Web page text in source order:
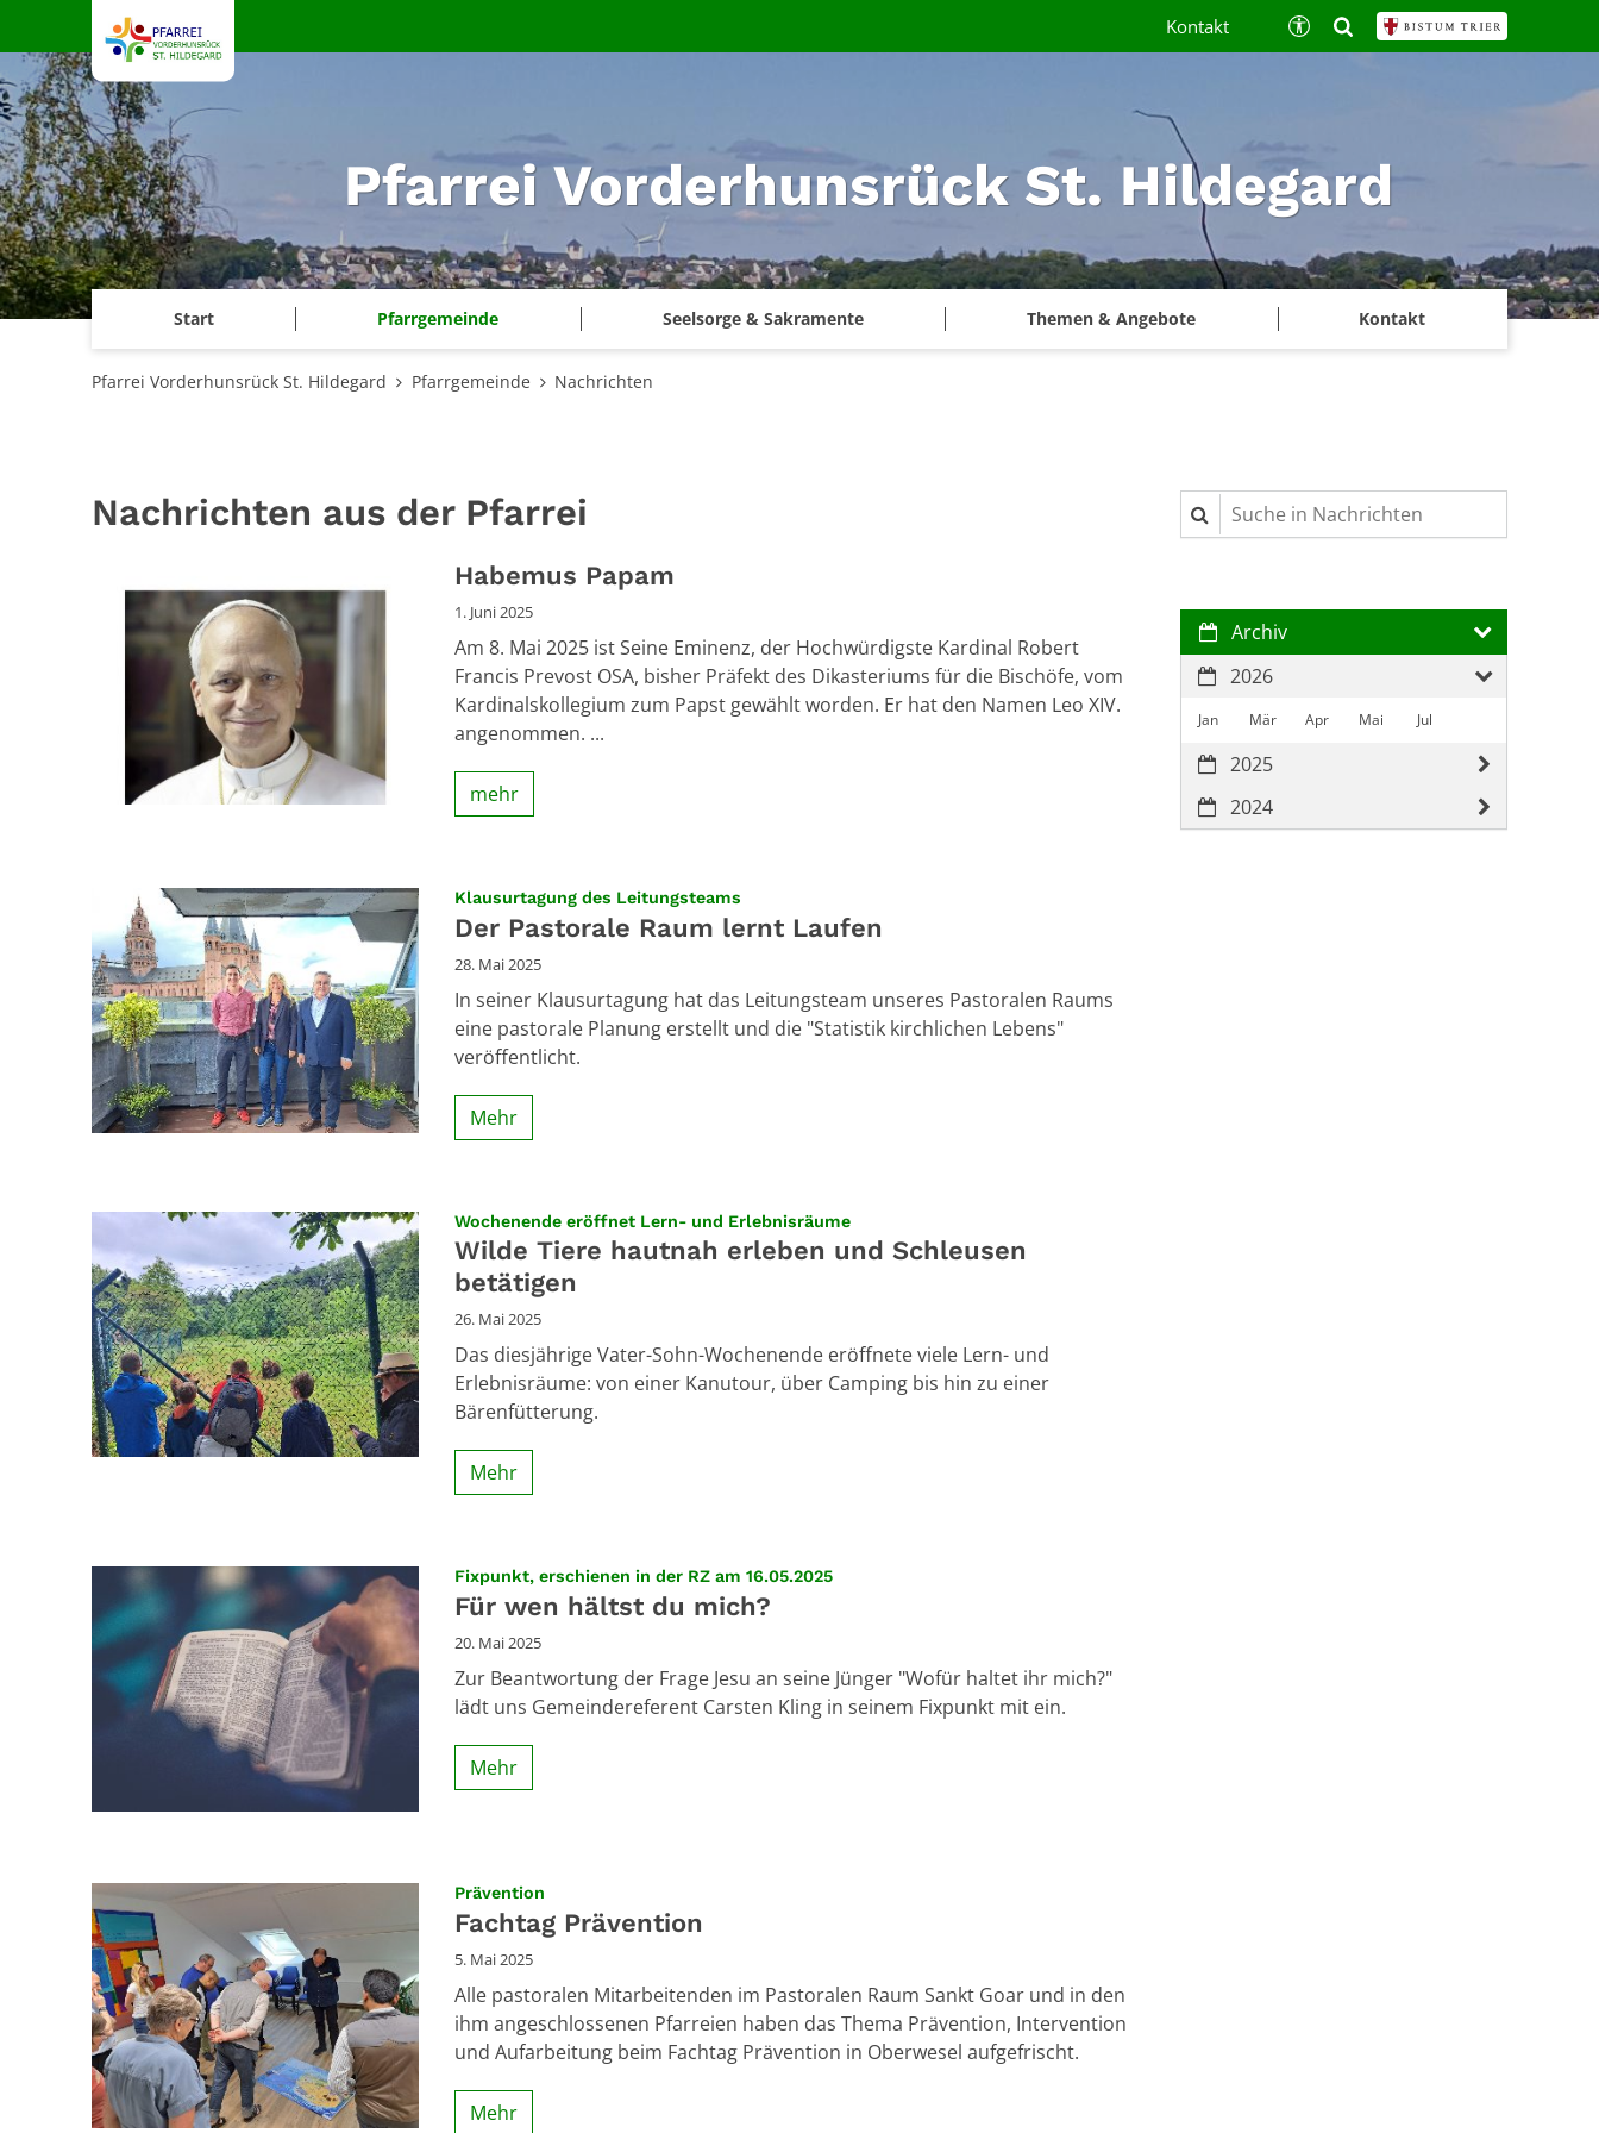
Zum Inhalt springen
Pfarrei Vorderhunsrück St. Hildegard
Start Pfarrgemeinde Seelsorge & Sakramente Themen & Angebote Kontakt
Kontakt
Pfarrei Vorderhunsrück St. Hildegard Pfarrgemeinde Nachrichten
Nachrichten aus der Pfarrei
Habemus Papam
1. Juni 2025
Am 8. Mai 2025 ist Seine Eminenz, der Hochwürdigste Kardinal Robert
Francis Prevost OSA, bisher Präfekt des Dikasteriums für die Bischöfe, vom
Kardinalskollegium zum Papst gewählt worden. Er hat den Namen Leo XIV.
angenommen. ...
mehr
Klausurtagung des Leitungsteams
Der Pastorale Raum lernt Laufen
28. Mai 2025
In seiner Klausurtagung hat das Leitungsteam unseres Pastoralen Raums
eine pastorale Planung erstellt und die "Statistik kirchlichen Lebens"
veröffentlicht.
Mehr
Wochenende eröffnet Lern- und Erlebnisräume:
Wilde Tiere hautnah erleben und Schleusen
betätigen
26. Mai 2025
Das diesjährige Vater-Sohn-Wochenende eröffnete viele Lern- und
Erlebnisräume: von einer Kanutour, über Camping bis hin zu einer
Bärenfütterung.
Mehr
Fixpunkt, erschienen in der RZ am 16.05.2025:
Für wen hältst du mich?
20. Mai 2025
Zur Beantwortung der Frage Jesu an seine Jünger "Wofür haltet ihr mich?"
lädt uns Gemeindereferent Carsten Kling in seinem Fixpunkt mit ein.
Mehr
Prävention
Fachtag Prävention
5. Mai 2025
Alle pastoralen Mitarbeitenden im Pastoralen Raum Sankt Goar und in den
ihm angeschlossenen Pfarreien haben das Thema Prävention, Intervention
und Aufarbeitung beim Fachtag Prävention in Oberwesel aufgefrischt.
Mehr
Suche in Nachrichten
Archiv
2026
Jan Mär Apr Mai Jul
2025
2024